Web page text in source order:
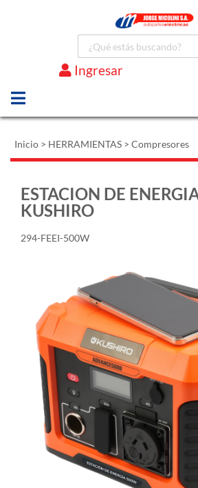
Ingresar
Inicio > HERRAMIENTAS > Compresores
ESTACION DE
KUSHIRO
294-FEEI-500W